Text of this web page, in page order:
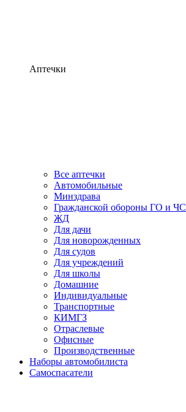
Аптечки
Все аптечки
Автомобильные
Минздрава
Гражданской обороны ГО и ЧС
ЖД
Для дачи
Для новорожденных
Для судов
Для учреждений
Для школы
Домашние
Индивидуальные
Транспортные
КИМГЗ
Отраслевые
Офисные
Производственные
Наборы автомобилиста
Самоспасатели